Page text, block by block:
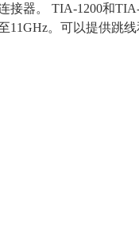
接器。 TIA-1200和
11GHz。可以提供跳